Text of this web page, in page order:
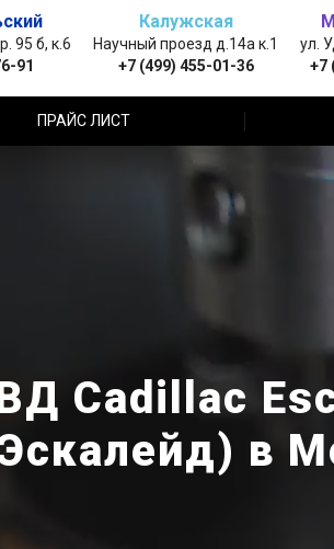
95 б, к.6
91
Калужская
Научный проезд д.14а к.1
+7 (499) 455-01-36
ул.
+7
ПРАЙС ЛИСТ
Cadillac
в